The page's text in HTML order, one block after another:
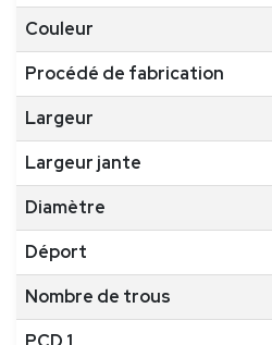
Couleur
Procédé de fabrication
Largeur
Largeur jante
Diamètre
Déport
Nombre de trous